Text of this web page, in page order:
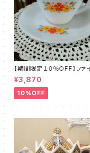
【期間限定１０％OFF】ファ
ーキング・フラワー・カップ＆
サー（FKFW0001）
¥3,870
10%OFF